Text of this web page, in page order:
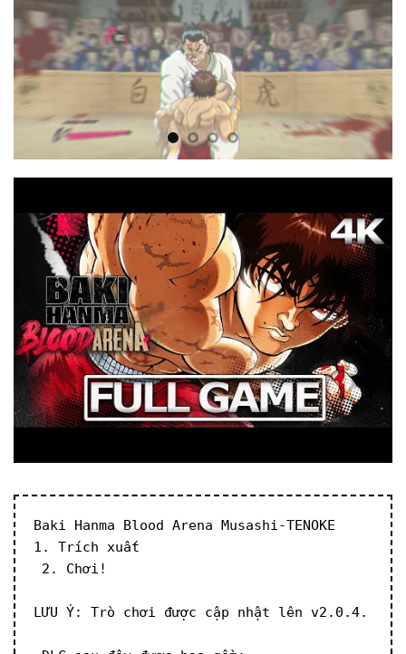
Baki Hanma Blood Arena Musashi-TENOKE
1. Trích xuất
2. Chơi!
LƯU Ý: Trò chơi được cập nhật lên v2.0.4.